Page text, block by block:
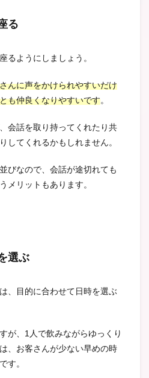
る
るようにしましょう。
んに声をかけられやすいだけ
も仲良くなりやすいです。
会話を取り持ってくれたり共
してくれるかもしれません。
びなので、会話が途切れても
メリットもあります。
選ぶ
、目的に合わせて日時を選ぶ
が、1人で飲みながらゆっくり
、お客さんが少ない早めの時
す。